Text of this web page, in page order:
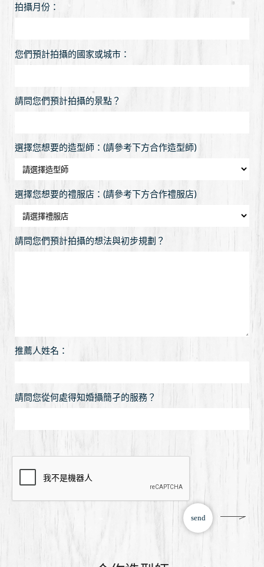
拍攝月份：
您們預計拍攝的國家或城市：
請問您們預計拍攝的景點？
選擇您想要的造型師：(請參考下方合作造型師)
選擇您想要的禮服店：(請參考下方合作禮服店)
請問您們預計拍攝的想法與初步規劃？
推薦人姓名：
請問您從何處得知婚攝簡孑的服務？
send